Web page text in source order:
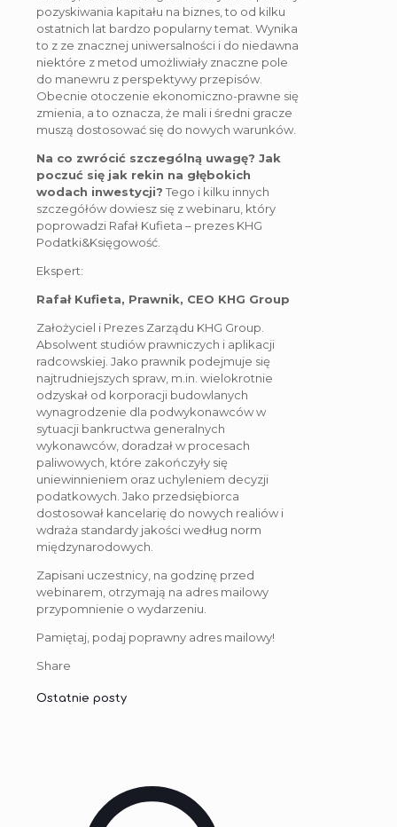
pozyskiwania kapitału na biznes, to od kilku
ostatnich lat bardzo popularny temat. Wynika
to z ze znacznej uniwersalności i do niedawna
niektóre z metod umożliwiały znaczne pole
do manewru z perspektywy przepisów.
Obecnie otoczenie ekonomiczno-prawne się
zmienia, a to oznacza, że mali i średni gracze
muszą dostosować się do nowych warunków.
Na co zwrócić szczególną uwagę? Jak
poczuć się jak rekin na głębokich
wodach inwestycji? Tego i kilku innych
szczegółów dowiesz się z webinaru, który
poprowadzi Rafał Kufieta – prezes KHG
Podatki&Księgowość.
Ekspert:
Rafał Kufieta, Prawnik, CEO KHG Group
Założyciel i Prezes Zarządu KHG Group.
Absolwent studiów prawniczych i aplikacji
radcowskiej. Jako prawnik podejmuje się
najtrudniejszych spraw, m.in. wielokrotnie
odzyskał od korporacji budowlanych
wynagrodzenie dla podwykonawców w
sytuacji bankructwa generalnych
wykonawców, doradzał w procesach
paliwowych, które zakończyły się
uniewinnieniem oraz uchyleniem decyzji
podatkowych. Jako przedsiębiorca
dostosował kancelarię do nowych realiów i
wdraża standardy jakości według norm
międzynarodowych.
Zapisani uczestnicy, na godzinę przed
webinarem, otrzymają na adres mailowy
przypomnienie o wydarzeniu.
Pamiętaj, podaj poprawny adres mailowy!
Share
Ostatnie posty